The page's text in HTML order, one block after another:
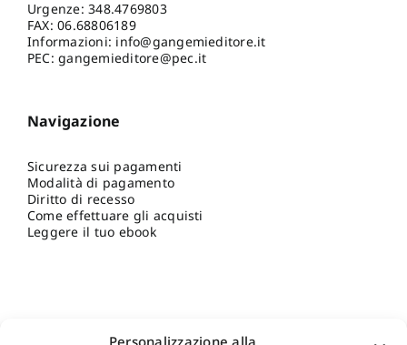
Personalizzazione alla
Urgenze:348.4769803
FAX: 06.68806189
Informazioni: info@gangemieditore.it
PEC: gangemieditore@pec.it
Navigazione
Sicurezza sui pagamenti
Modalità di pagamento
Diritto di recesso
Come effettuare gli acquisti
Leggere il tuo ebook